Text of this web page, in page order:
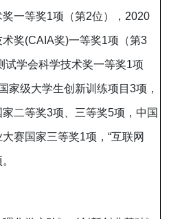
一等奖1项（第2位）， 2020
奖(CAIA奖)一等奖1项（第3
试学会科学技术奖一等奖1项
家级大学生创新训练项目 3项，
二等奖3项、三等奖5项，中国
赛国家三等奖1项， “互联网